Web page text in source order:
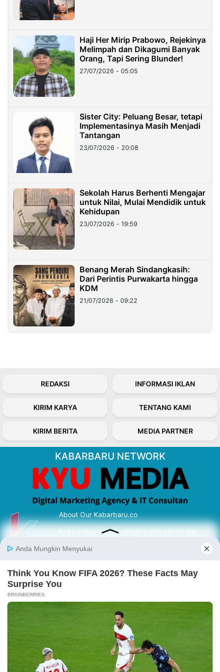
Haji Her Mirip Prabowo, Rejekinya
Melimpah dan Dikagumi Banyak
Orang, Tapi Sering Blunder!
27/07/2026 - 05:05
Sister City: Peluang Besar, tetapi
Implementasinya Masih Menjadi
Tantangan
23/07/2026 - 20:08
Sekolah Harus Berhenti Mengajar
untuk Nilai, Mulai Mendidik untuk
Kehidupan
23/07/2026 - 19:59
Benang Merah Sindangkasih:
Dari Perintis Purwakarta hingga
KDM
21/07/2026 - 09:22
REDAKSI INFORMASI IKLAN
KIRIM KARYA TENTANG KAMI
KIRIM BERITA MEDIA PARTNER
KABARBARU NETWORK
About Our Kabarbaru.co
Kabarbaru.co menyajikan berita aktual dan
serta terverifikasi dari sumber yang tepat.
Follow Kabarbaru
Kabarbaru.co
Copyright © 2026. All rights reserved